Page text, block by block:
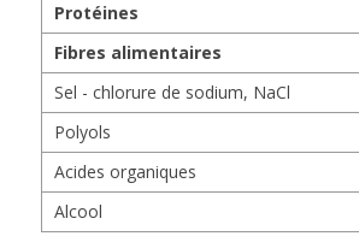
Protéines
Fibres alimentaires
Sel - chlorure de sodium, NaCl
Polyols
Acides organiques
Alcool